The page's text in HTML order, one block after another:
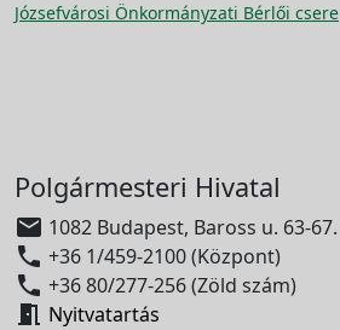
Józsefvárosi Önkormányzati Bérlői csere
Polgármesteri Hivatal
 1082 Budapest, Baross u. 63-67.
 +36 1/459-2100 (Központ)
 +36 80/277-256 (Zöld szám)
 Nyitvatartás